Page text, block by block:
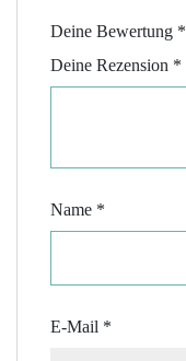
Deine Bewertung *
Deine Rezension *
Name *
E-Mail *